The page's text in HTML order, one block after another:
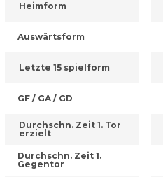
Heimform
Auswärtsform
Letzte 15 spielform
GF / GA / GD
Durchschn. Zeit 1. Tor
erzielt
Durchschn. Zeit 1.
Gegentor